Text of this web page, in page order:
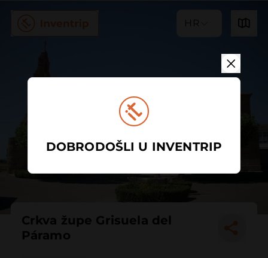
HR
Crkva župe Grisuela del
Páramo
DOBRODOŠLI U INVENTRIP